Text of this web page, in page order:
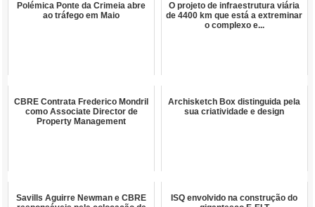
Polémica Ponte da Crimeia abre
ao tráfego em Maio
O projeto de infraestrutura viária
de 4400 km que está a extreminar
o complexo e...
CBRE Contrata Frederico Mondril
como Associate Director de
Property Management
Archisketch Box distinguida pela
sua criatividade e design
Savills Aguirre Newman e CBRE
ISQ envolvido na construção do